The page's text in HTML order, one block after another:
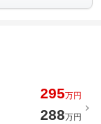
295万円
288万円